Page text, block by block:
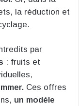
la réduction et
par
: fruits et
Ces offres
un modèle